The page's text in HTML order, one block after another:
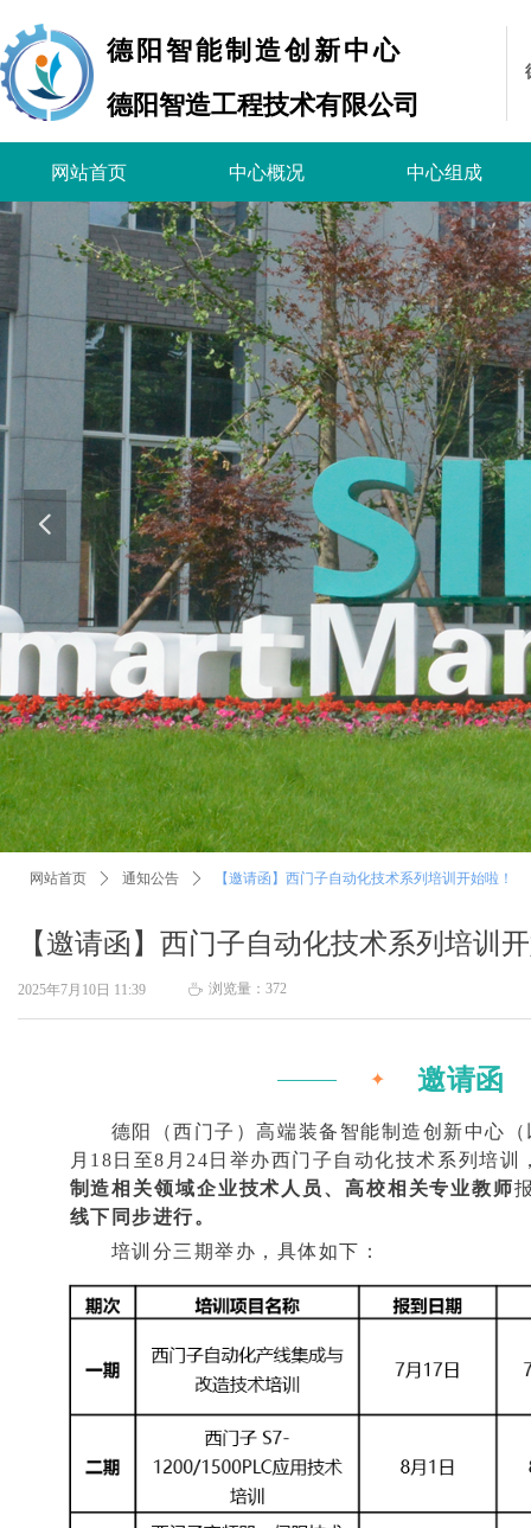
德阳智能制造创新中心
德阳智造工程技术有限公司
网站首页 中心概况 中心组成
넳
【邀请函】西门子自动化技术系列培训
网站首页 ꄲ 通知公告 ꄲ 【邀请函】西门子自动化技术系列培训开始啦！
✦ 邀请函
德阳（西门子）高端装备智能制造创新中心
月18日至8月24日举办西门子自动化技术系列培
制造相关领域企业技术人员、高校相关专业教师
线下同步进行。
培训分三期举办，具体如下：
2025年7月10日 11:39 ꄘ 浏览量： 372